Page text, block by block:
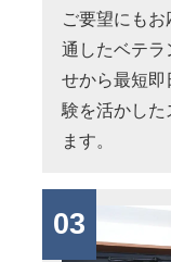
ご要望にも
通したベテラ
せから最短即
験を活かした
ます。
03